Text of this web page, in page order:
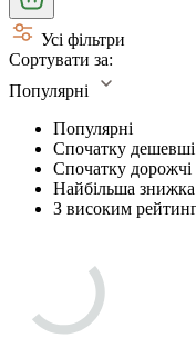
Усі фільтри
Сортувати за:
Популярні
Популярні
Спочатку дешевші
Спочатку дорожчі
Найбільша знижка
З високим